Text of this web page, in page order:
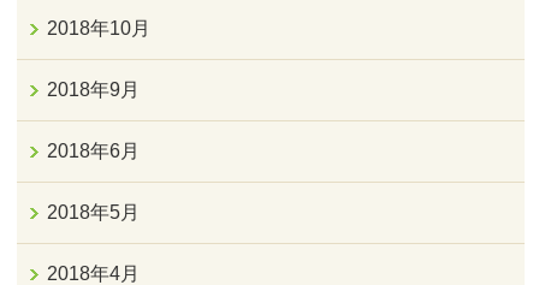
2018年10月
2018年9月
2018年6月
2018年5月
2018年4月